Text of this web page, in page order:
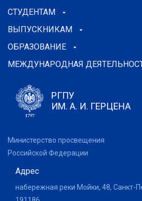
СТУДЕНТАМ
ВЫПУСКНИКАМ
ОБРАЗОВАНИЕ
МЕЖДУНАРОДНАЯ
РГПУ
ИМ. А. И. ГЕРЦЕНА
Министерство просвещения
Российской Федерации
Адрес
набережная реки Мойки, 48, Санкт-